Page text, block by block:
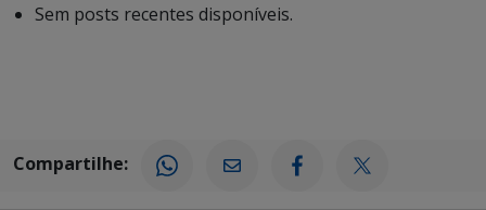
Sem posts recentes disponíveis.
Compartilhe: